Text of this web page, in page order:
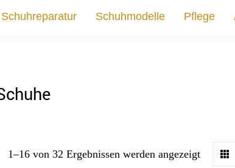
Schuhreparatur Schuhmodelle Pflege
1–16 von 32 Ergebnissen werden angezeigt